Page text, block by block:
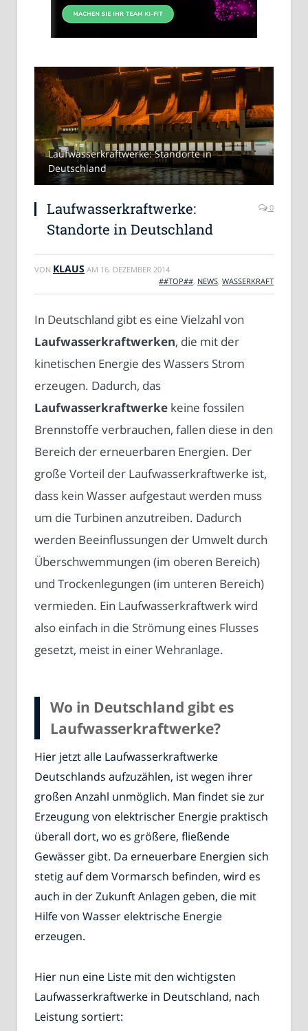
Laufwasserkraftwerke: Standorte in
Deutschland
Laufwasserkraftwerke:
Standorte in Deutschland
0
VON KLAUS AM 16. DEZEMBER 2014
##TOP## NEWS WASSERKRAFT
In Deutschland gibt es eine Vielzahl von
Laufwasserkraftwerken, die mit der
kinetischen Energie des Wassers Strom
erzeugen. Dadurch, das
Laufwasserkraftwerke keine fossilen
Brennstoffe verbrauchen, fallen diese in den
Bereich der erneuerbaren Energien. Der
große Vorteil der Laufwasserkraftwerke ist,
dass kein Wasser aufgestaut werden muss
um die Turbinen anzutreiben. Dadurch
werden Beeinflussungen der Umwelt durch
Überschwemmungen (im oberen Bereich)
und Trockenlegungen (im unteren Bereich)
vermieden. Ein Laufwasserkraftwerk wird
also einfach in die Strömung eines Flusses
gesetzt, meist in einer Wehranlage.
Wo in Deutschland gibt es
Laufwasserkraftwerke?
Hier jetzt alle Laufwasserkraftwerke
Deutschlands aufzuzählen, ist wegen ihrer
großen Anzahl unmöglich. Man findet sie zur
Erzeugung von elektrischer Energie praktisch
überall dort, wo es größere, fließende
Gewässer gibt. Da erneuerbare Energien sich
stetig auf dem Vormarsch befinden, wird es
auch in der Zukunft Anlagen geben, die mit
Hilfe von Wasser elektrische Energie
erzeugen.
Hier nun eine Liste mit den wichtigsten
Laufwasserkraftwerke in Deutschland, nach
Leistung sortiert: